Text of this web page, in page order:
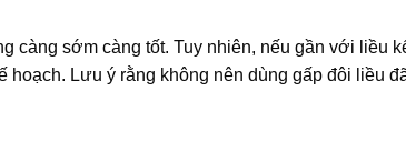
càng sớm càng tốt. Tuy nhiên, nếu gần với liều
Lưu ý rằng không nên dùng gấp đôi liều